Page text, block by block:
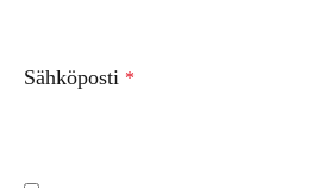
Sähköposti *